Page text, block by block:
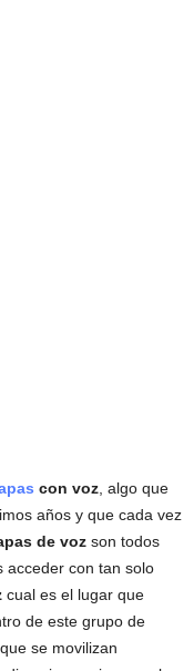
con voz , algo que
años y que cada vez
de voz son todos
acceder con tan solo
cual es el lugar que
de este grupo de
se movilizan